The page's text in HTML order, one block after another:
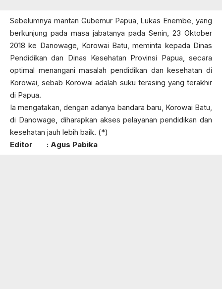
Sebelumnya mantan Gubernur Papua, Lukas Enembe, yang
berkunjung pada masa jabatanya pada Senin, 23 Oktober
2018 ke Danowage, Korowai Batu, meminta kepada Dinas
Pendidikan dan Dinas Kesehatan Provinsi Papua, secara
optimal menangani masalah pendidikan dan kesehatan di
Korowai, sebab Korowai adalah suku terasing yang terakhir
di Papua.
Ia mengatakan, dengan adanya bandara baru, Korowai Batu,
di Danowage, diharapkan akses pelayanan pendidikan dan
kesehatan jauh lebih baik. (*)
Editor : Agus Pabika